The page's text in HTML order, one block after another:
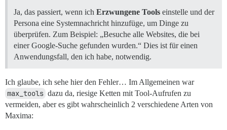
Ja, das passiert, wenn ich Erzwungene Tools einstelle und der
Persona eine Systemnachricht hinzufüge, um Dinge zu
überprüfen. Zum Beispiel: „Besuche alle Websites, die bei
einer Google-Suche gefunden wurden.“ Dies ist für einen
Anwendungsfall, den ich habe, notwendig.
Ich glaube, ich sehe hier den Fehler… Im Allgemeinen war
max_tools dazu da, riesige Ketten mit Tool-Aufrufen zu
vermeiden, aber es gibt wahrscheinlich 2 verschiedene Arten von
Maxima: